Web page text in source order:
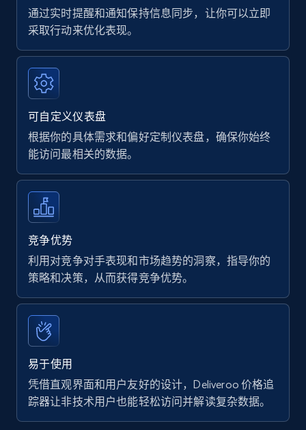
通过实时提醒和通知保持信息同步，让你可以立即
采取行动来优化表现。
可自定义仪表盘
根据你的具体需求和偏好定制仪表盘，确保你始终
能访问最相关的数据。
竞争优势
利用对竞争对手表现和市场趋势的洞察，指导你的
策略和决策，从而获得竞争优势。
易于使用
凭借直观界面和用户友好的设计，Deliveroo 价格追
踪器让非技术用户也能轻松访问并解读复杂数据。